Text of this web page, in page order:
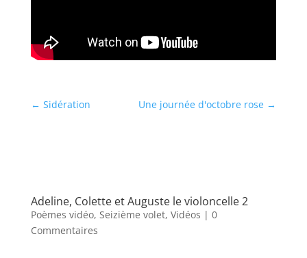
← Sidération Une journée d'octobre rose →
Adeline, Colette et Auguste le violoncelle 2
Poèmes vidéo, Seizième volet, Vidéos | 0
Commentaires